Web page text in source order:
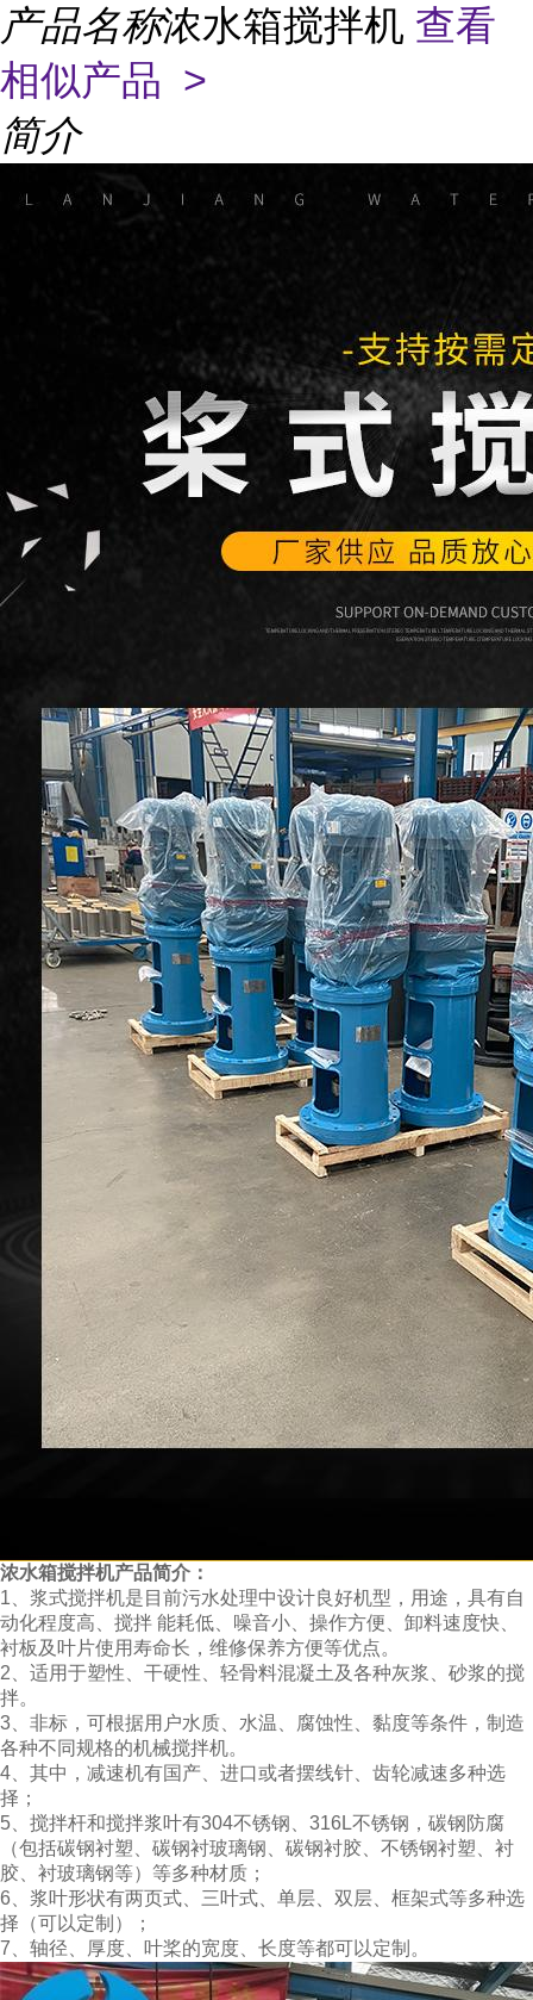
产品名称浓水箱搅拌机 查看
相似产品 >
简介
浓水箱搅拌机产品简介：
1、 浆式搅拌机是 目前污水处理中设计良好机型， 用途， 具有自
动化程度高、搅拌 能耗低、噪音小、操作方便、卸料速度快、
衬板及叶片使用寿命长，维修保养方便等优点。
2、 适用于塑性、干硬性、轻骨料混凝土及各种灰浆、砂浆的搅
拌。
3、 非标，可根据用户水质、水温、腐蚀性、黏度等条件，制造
各种不同规格的机械搅拌机。
4、 其中，减速机有国产、进口或者摆线针、齿轮减速多种选
择；
5、 搅拌杆和搅拌浆叶有304不锈钢、 316L不锈钢， 碳钢防腐
（包括碳钢衬塑、碳钢衬玻璃钢、碳钢衬胶、不锈钢衬塑、衬
胶、衬玻璃钢等） 等多种材质；
6、 浆叶形状有两页式、三叶式、单层、双层、框架式等多种选
择 （可以定制）；
7、轴径、厚度、叶桨的宽度、长度等都可以定制 。